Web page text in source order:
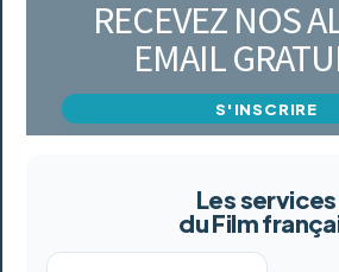
RECEVEZ NOS
EMAIL
S'INSCRIRE
Les services
du Film